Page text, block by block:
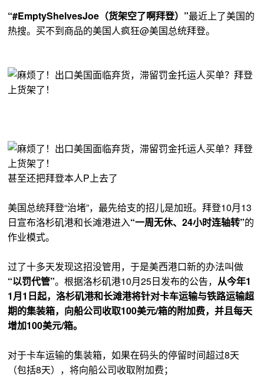
“#EmptyShelvesJoe（货架空了啊拜登）”最近上了美国的
热搜。买不到商品的美国人疯狂@美国总统拜登。
甚至还把拜登本人P上去了
美国总统拜登“治堵”，最先给支的招儿是加班。拜登10月13
日宣布洛杉矶港和长滩港进入“一周无休、24小时连轴转”的
作业模式。
过了十多天发现这招没管用，于是美西港口新的办法叫做
“以罚代管”。根据洛杉矶港10月25日发布的公告， 从今年1
1月1日起，洛杉矶港和长滩港将针对卡车运输与铁路运输超
期的集装箱，向船公司收取100美元/箱的附加费，并且每天
增加100美元/箱。
对于卡车运输的集装箱，如果在码头的停留时间超过8天
（包括8天），将向船公司收取附加费；